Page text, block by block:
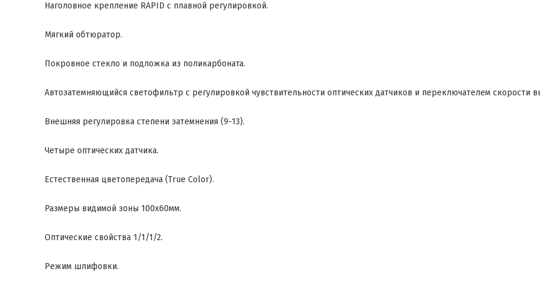
Наголовное крепление RAPID с плавной регулировкой.
Мягкий обтюратор.
Покровное стекло и подложка из поликарбоната.
Автозатемняющийся светофильтр с регулировкой чувствительности оптических датчиков и переключателем скорости
Внешняя регулировка степени затемнения (9-13).
Четыре оптических датчика.
Естественная цветопередача (True Color).
Размеры видимой зоны 100х60мм.
Оптические свойства 1/1/1/2.
Режим шлифовки.